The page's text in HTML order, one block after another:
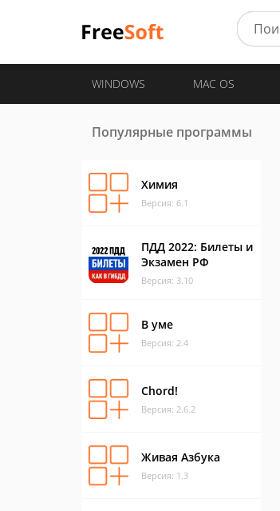
WINDOWS MAC OS
Популярные программы
Химия
Версия: 6.1
ПДД 2022: Билеты и
Экзамен РФ
Версия: 3.10
В уме
Версия: 2.4
Chord!
Версия: 2.6.2
Живая Азбука
Версия: 1.3